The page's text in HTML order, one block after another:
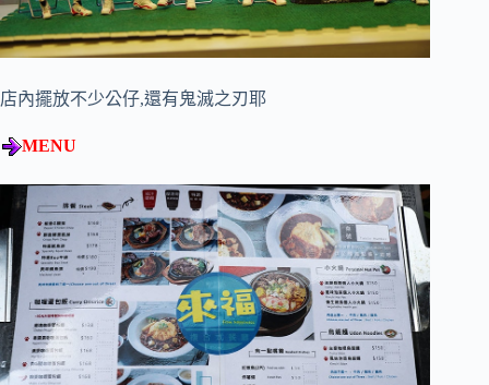
店內擺放不少公仔,還有鬼滅之刃耶
MENU